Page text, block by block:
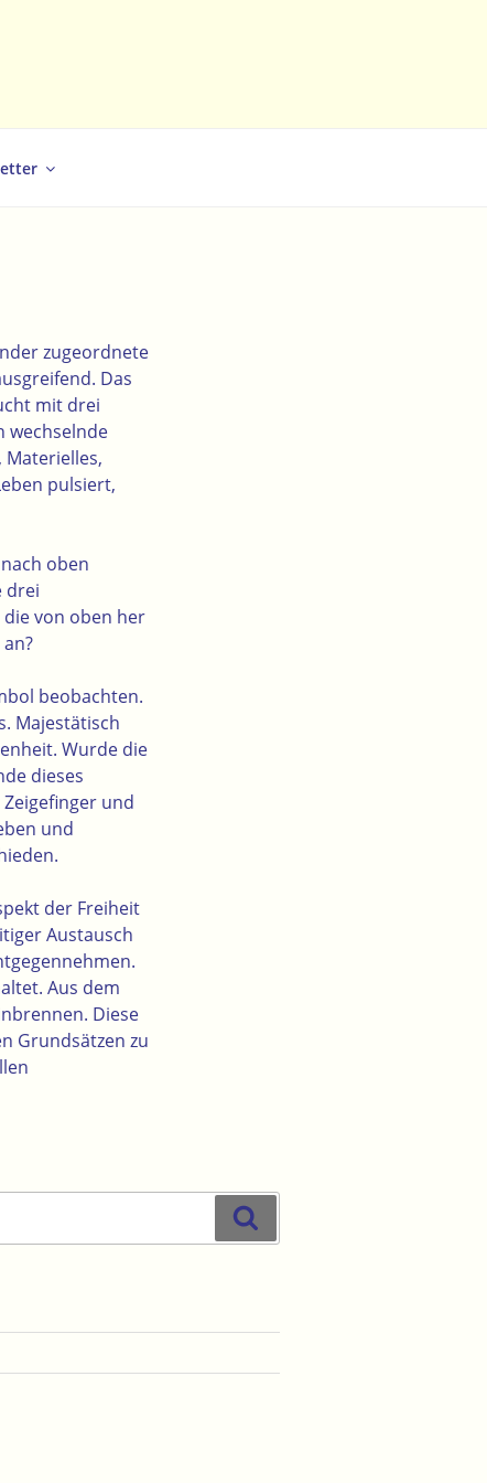
zugeordnete
Das
mit drei
wechselnde
pulsiert,
oben
drei
von oben her
beobachten.
Majestätisch
Wurde die
dieses
und
und
der Freiheit
Austausch
Aus dem
Diese
Grundsätzen zu